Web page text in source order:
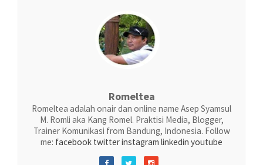
Romeltea
Romeltea adalah onair dan online name Asep Syamsul
M. Romli aka Kang Romel. Praktisi Media, Blogger,
Trainer Komunikasi from Bandung, Indonesia. Follow
me: facebook twitterinstagram linkedin youtube